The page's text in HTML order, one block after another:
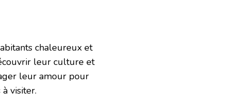
chaleureux et
leur culture et
leur amour pour
visiter.